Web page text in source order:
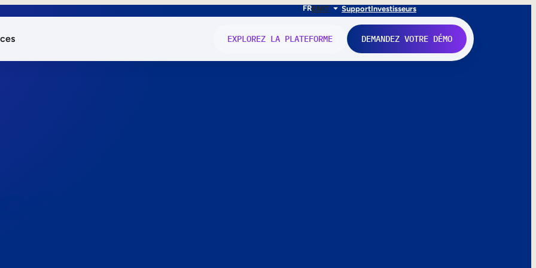
FRENIT SupportInvestisseurs
EXPLOREZ LA PLATEFORME DEMANDEZ VOTRE DÉMO